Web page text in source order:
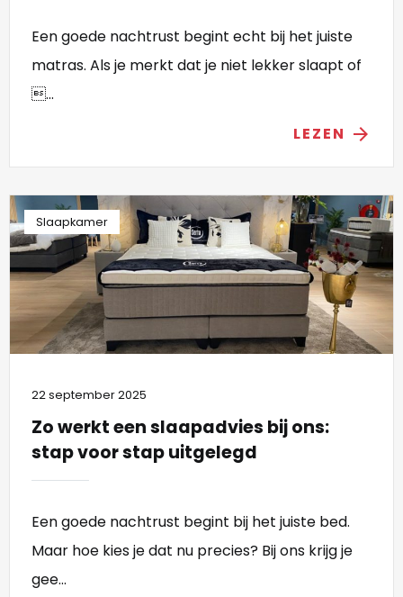
Een goede nachtrust begint echt bij het juiste
matras. Als je merkt dat je niet lekker slaapt of
...
LEZEN arrow_forward
Slaapkamer
22 september 2025
Zo werkt een slaapadvies bij ons:
stap voor stap uitgelegd
Een goede nachtrust begint bij het juiste bed.
Maar hoe kies je dat nu precies? Bij ons krijg je
gee...